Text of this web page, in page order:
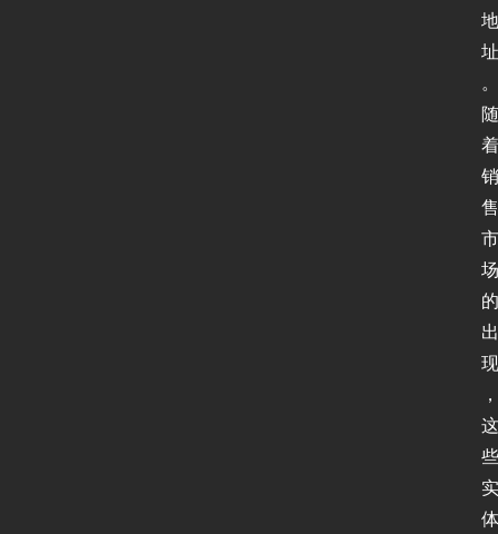
地
址
。
随
着
销
售
市
场
的
出
现
，
这
些
实
体